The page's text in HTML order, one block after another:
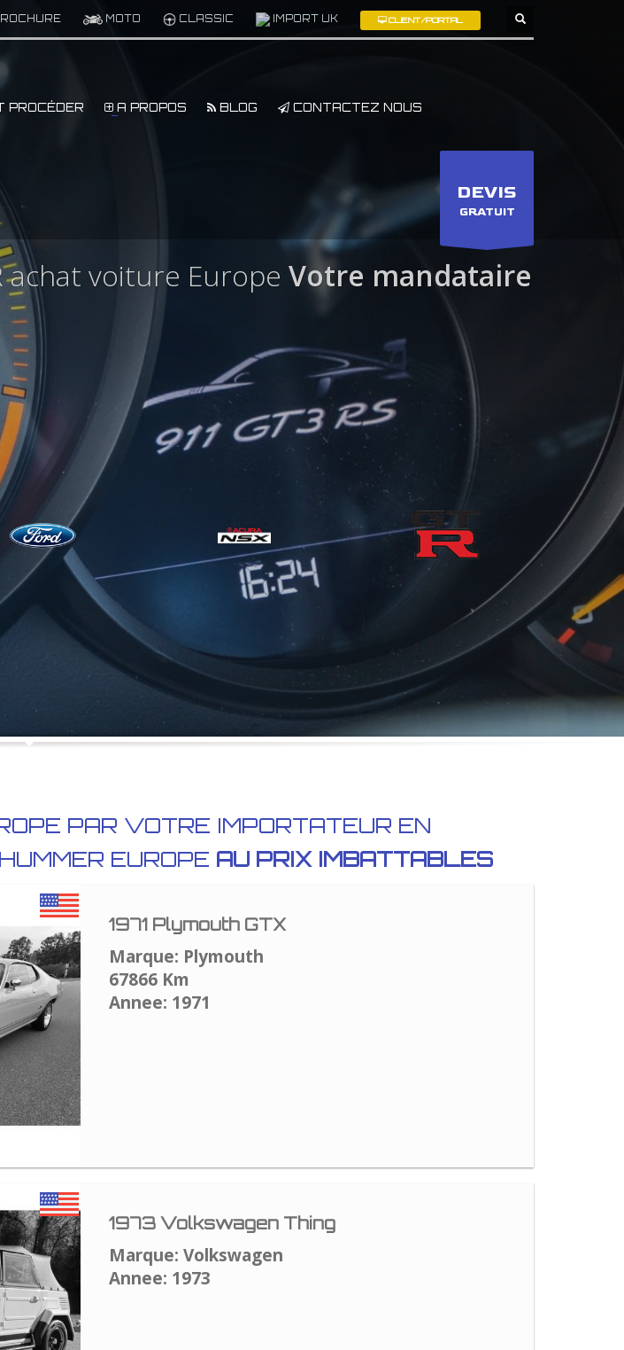
MOTO CLASSIC IMPORT UK CLIENT/PORTAL
PROCÉDER A PROPOS BLOG CONTACTEZ NOUS
DEVIS
GRATUIT
achat voiture Europe Votre mandataire
PAR VOTRE IMPORTATEUR EN
EUROPE AU PRIX IMBATTABLES
1971 Plymouth GTX
Marque: Plymouth
67866 Km
Annee: 1971
1973 Volkswagen Thing
Marque: Volkswagen
Annee: 1973